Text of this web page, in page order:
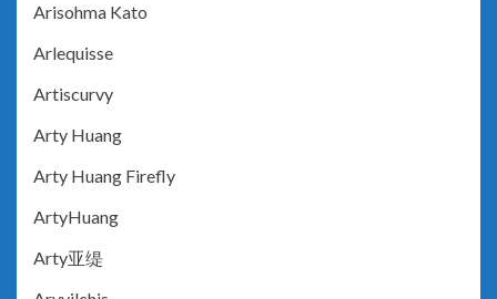
Arisohma Kato
Arlequisse
Artiscurvy
Arty Huang
Arty Huang Firefly
ArtyHuang
Arty亚缇